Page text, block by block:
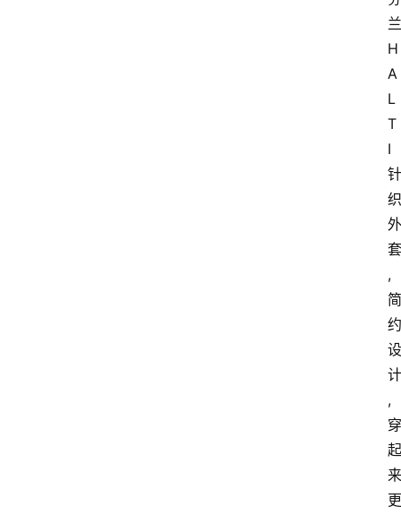
兰
H
A
L
T
I
针
织
外
套
,
简
约
设
计
,
穿
起
来
更